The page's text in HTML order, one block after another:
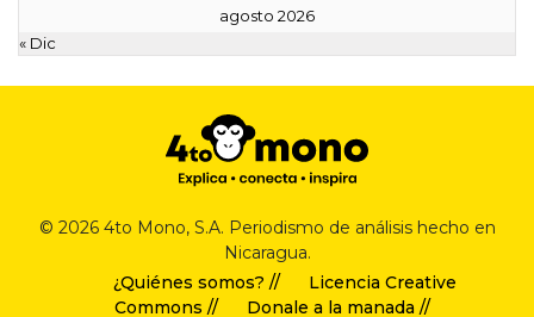
agosto 2026
« Dic
© 2026 4to Mono, S.A. Periodismo de análisis hecho en
Nicaragua.
¿Quiénes somos? //
Licencia Creative
Commons //
Donale a la manada //